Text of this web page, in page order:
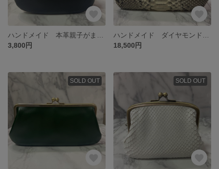
3,800円
18,500円
SOLD OUT SOLD OUT